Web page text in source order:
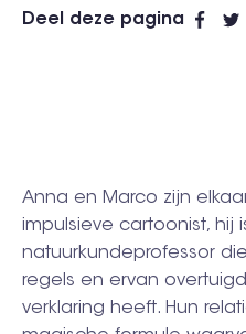
Deel deze pagina
Anna en Marco zijn
impulsieve cartoonist, hij
natuurkundeprofessor
regels en ervan
verklaring heeft. Hun